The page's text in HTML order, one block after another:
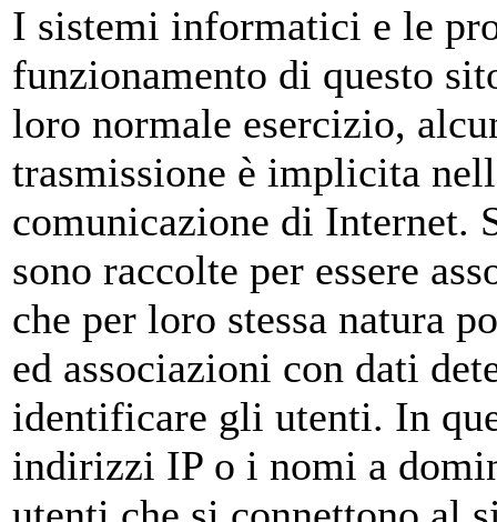
I sistemi informatici e le
funzionamento di questo
loro normale esercizio,
trasmissione è implicita
comunicazione di Internet.
sono raccolte per essere
che per loro stessa natura
ed associazioni con dati
identificare gli utenti. In
indirizzi IP o i nomi a